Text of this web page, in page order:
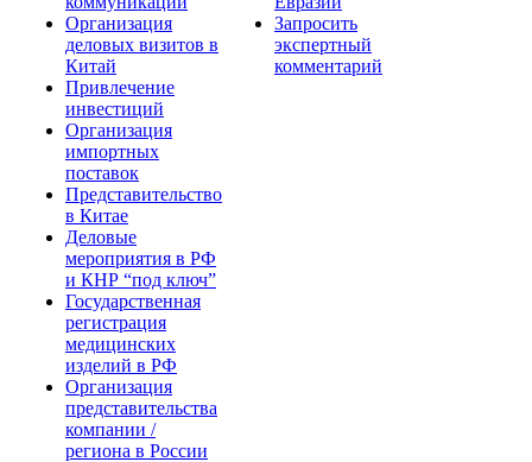
Организация
деловых визитов в
Китай
Привлечение
инвестиций
Организация
импортных
поставок
Представительство
в Китае
Деловые
мероприятия в РФ
и КНР “под ключ”
Государственная
регистрация
медицинских
изделий в РФ
Организация
представительства
компании /
региона в России
Запросить
экспертный
комментарий